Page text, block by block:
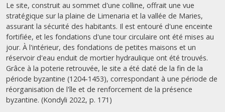
Le site, construit au sommet d'une colline, offrait une vue
stratégique sur la plaine de Limenaria et la vallée de Maries,
assurant la sécurité des habitants. Il est entouré d'une enceinte
fortifiée, et les fondations d'une tour circulaire ont été mises au
jour. À l'intérieur, des fondations de petites maisons et un
réservoir d'eau enduit de mortier hydraulique ont été trouvés.
Grâce à la poterie retrouvée, le site a été daté de la fin de la
période byzantine (1204-1453), correspondant à une période de
réorganisation de l'île et de renforcement de la présence
byzantine. (Kondyli 2022, p. 171)